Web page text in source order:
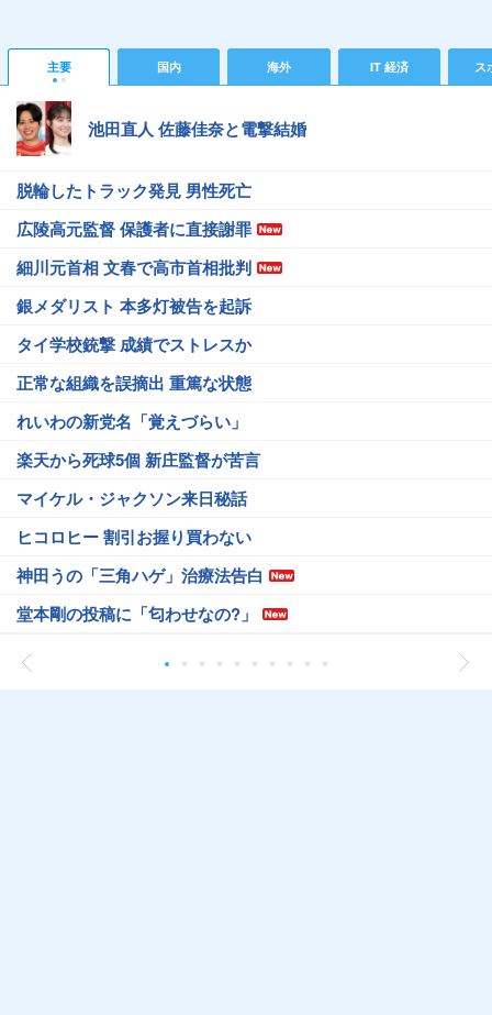
主要 国内 海外 IT 経済 ス
池田直人 佐藤佳奈と電撃結婚
脱輪したトラック発見 男性死亡
広陵高元監督 保護者に直接謝罪
細川元首相 文春で高市首相批判
銀メダリスト 本多灯被告を起訴
タイ学校銃撃 成績でストレスか
正常な組織を誤摘出 重篤な状態
れいわの新党名「覚えづらい」
楽天から死球5個 新庄監督が苦言
マイケル・ジャクソン来日秘話
ヒコロヒー 割引お握り買わない
神田うの「三角ハゲ」治療法告白
堂本剛の投稿に「匂わせなの?」